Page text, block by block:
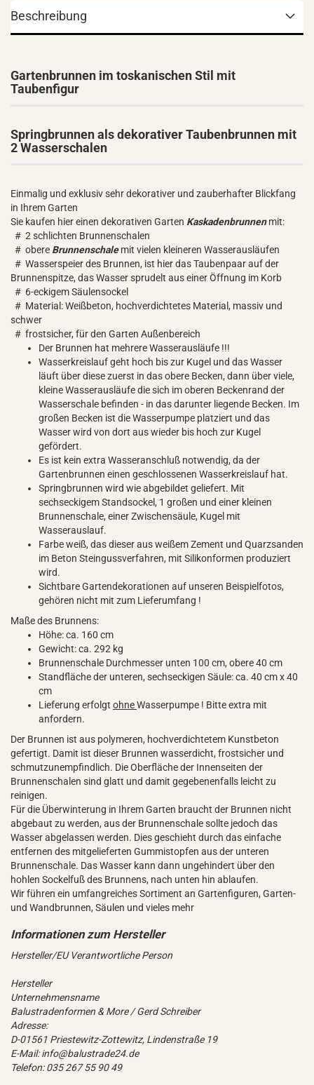
Beschreibung
Gartenbrunnen im toskanischen Stil mit
Taubenfigur
Springbrunnen als dekorativer Taubenbrunnen mit
2 Wasserschalen
Einmalig und exklusiv sehr dekorativer und zauberhafter Blickfang
in Ihrem Garten
Sie kaufen hier einen dekorativen Garten Kaskadenbrunnenmit:
# 2 schlichten Brunnenschalen
# obere Brunnenschalemit vielen kleineren Wasserausläufen
# Wasserspeier des Brunnen, ist hier das Taubenpaar auf der
Brunnenspitze, das Wasser sprudelt aus einer Öffnung im Korb
# 6-eckigem Säulensockel
# Material: Weißbeton, hochverdichtetes Material, massiv und
schwer
# frostsicher, für den Garten Außenbereich
Der Brunnen hat mehrere Wasserausläufe !!!
Wasserkreislauf geht hoch bis zur Kugel und das Wasser
läuft über diese zuerst in das obere Becken, dann über viele,
kleine Wasserausläufe die sich im oberen Beckenrand der
Wasserschale befinden - in das darunter liegende Becken. Im
großen Becken ist die Wasserpumpe platziert und das
Wasser wird von dort aus wieder bis hoch zur Kugel
gefördert.
Es ist kein extra Wasseranschluß notwendig, da der
Gartenbrunnen einen geschlossenen Wasserkreislauf hat.
Springbrunnen wird wie abgebildet geliefert. Mit
sechseckigem Standsockel, 1 großen und einer kleinen
Brunnenschale, einer Zwischensäule, Kugel mit
Wasserauslauf.
Farbe weiß, das dieser aus weißem Zement und Quarzsanden
im Beton Steingussverfahren, mit Silikonformen produziert
wird.
Sichtbare Gartendekorationen auf unseren Beispielfotos,
gehören nicht mit zum Lieferumfang !
Maße des Brunnens:
Höhe: ca. 160 cm
Gewicht: ca. 292 kg
Brunnenschale Durchmesser unten 100 cm, obere 40 cm
Standfläche der unteren, sechseckigen Säule: ca. 40 cm x 40
cm
Lieferung erfolgt ohneWasserpumpe ! Bitte extra mit
anfordern.
Der Brunnen ist aus polymeren, hochverdichtetem Kunstbeton
gefertigt. Damit ist dieser Brunnen wasserdicht, frostsicher und
schmutzunempfindlich. Die Oberfläche der Innenseiten der
Brunnenschalen sind glatt und damit gegebenenfalls leicht zu
reinigen.
Für die Überwinterung in Ihrem Garten braucht der Brunnen nicht
abgebaut zu werden, aus der Brunnenschale sollte jedoch das
Wasser abgelassen werden. Dies geschieht durch das einfache
entfernen des mitgelieferten Gummistopfen aus der unteren
Brunnenschale. Das Wasser kann dann ungehindert über den
hohlen Sockelfuß des Brunnens, nach unten hin ablaufen.
Wir führen ein umfangreiches Sortiment an Gartenfiguren, Garten-
und Wandbrunnen, Säulen und vieles mehr
Hersteller/EU Verantwortliche Person
Hersteller
Unternehmensname
Balustradenformen & More / Gerd Schreiber
Adresse:
D-01561 Priestewitz-Zottewitz, Lindenstraße 19
E-Mail: info@balustrade24.de
Telefon: 035 267 55 90 49